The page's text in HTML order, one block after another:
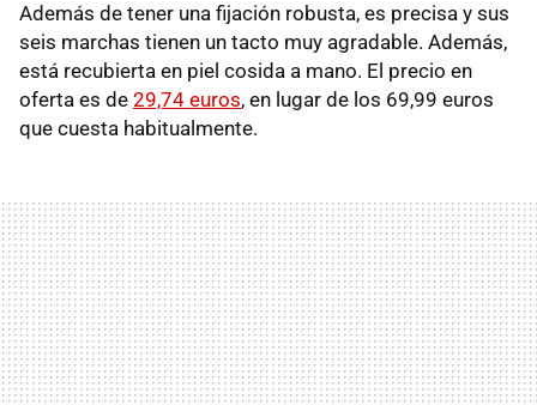
Además de tener una fijación robusta, es precisa y sus
seis marchas tienen un tacto muy agradable. Además,
está recubierta en piel cosida a mano. El precio en
oferta es de 29,74 euros, en lugar de los 69,99 euros
que cuesta habitualmente.